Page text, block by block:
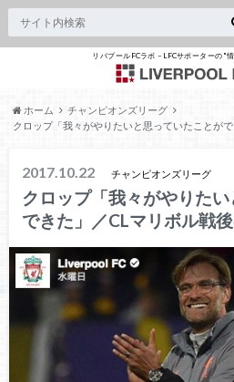
リバプールFCラボ – LFCサポーターの"
ホーム
チャンピオンズリーグ
クロップ「我々がやりたいと思っていたことが
2017.10.22 チャンピオンズリーグ
クロップ「我々がやりた
できた」／CLマリボル戦